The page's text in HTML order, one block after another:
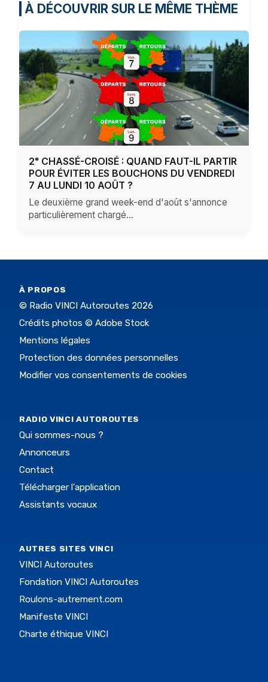
À DÉCOUVRIR SUR LE MÊME THÈME
2ᵉ CHASSÉ-CROISÉ : QUAND FAUT-IL PARTIR
POUR ÉVITER LES BOUCHONS DU VENDREDI
7 AU LUNDI 10 AOÛT ?
Le deuxième grand week-end d'août s'annonce
particulièrement chargé…
À PROPOS
© Radio VINCI Autoroutes 2026
Crédits photos © Adobe Stock
Mentions légales
Protection des données personnelles
Modifier vos consentements de cookies
RADIO VINCI AUTOROUTES
Qui sommes-nous ?
Annonceurs
Contact
Télécharger l'application
Assistants vocaux
AUTRES SITES VINCI
VINCI Autoroutes
Fondation VINCI Autoroutes
Roulons-autrement.com
Manifeste VINCI
Charte éthique VINCI